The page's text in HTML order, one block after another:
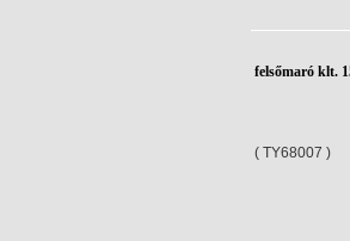
felsőmaró klt.
( TY68007 )